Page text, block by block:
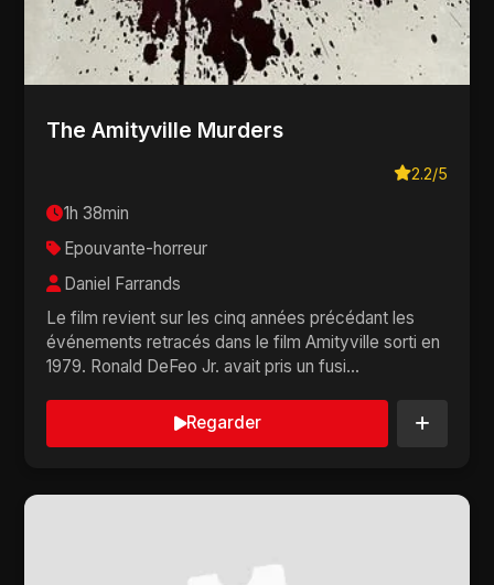
The Amityville Murders
2.2/5
1h 38min
Epouvante-horreur
Daniel Farrands
Le film revient sur les cinq années précédant les
événements retracés dans le film Amityville sorti en
1979. Ronald DeFeo Jr. avait pris un fusi...
Regarder